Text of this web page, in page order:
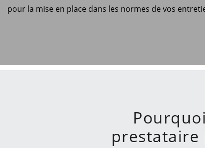
pour la mise en place dans les normes de vos